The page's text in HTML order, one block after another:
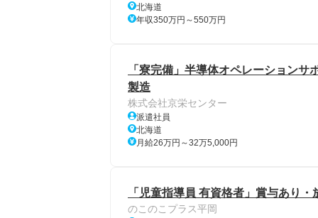
北海道
年収350万円～550万円
「寮完備」半導体オペレーション
製造
株式会社京栄センター
派遣社員
北海道
月給26万円～32万5,000円
「児童指導員 有資格者」賞与あり
のこのこプラス平岡